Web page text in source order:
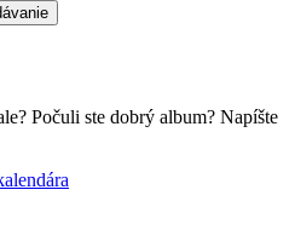
Počuli ste dobrý album? Napíšte